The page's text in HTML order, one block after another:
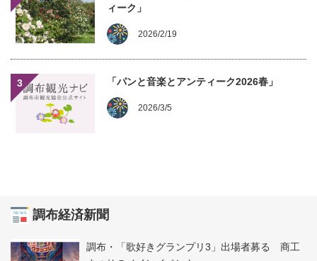
ィーク」
2026/2/19
3 「パンと音楽とアンティーク2026春」
2026/3/5
調布経済新聞
調布・「歌好きグランプリ3」出場者募る 商工